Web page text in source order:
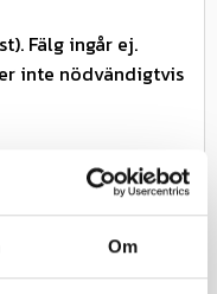
Om
Fälg ingår ej.
inte nödvändigtvis
exakt gång
lika bra fram/back